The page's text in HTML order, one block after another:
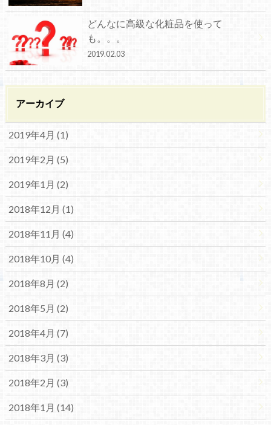
どんなに高級な化粧品を使って
も。。。
2019.02.03
アーカイブ
2019年4月 (1)
2019年2月 (5)
2019年1月 (2)
2018年12月 (1)
2018年11月 (4)
2018年10月 (4)
2018年8月 (2)
2018年5月 (2)
2018年4月 (7)
2018年3月 (3)
2018年2月 (3)
2018年1月 (14)